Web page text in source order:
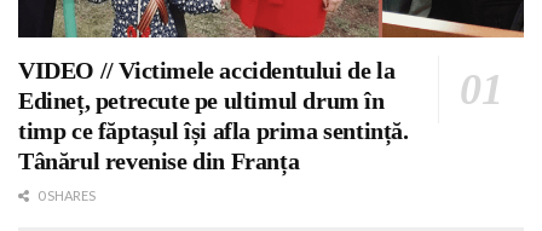
VIDEO // Victimele accidentului de la
Edineț, petrecute pe ultimul drum în
timp ce făptașul își afla prima sentință.
Tânărul revenise din Franța
0 SHARES